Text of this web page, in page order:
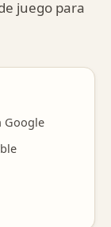
juego para
Google